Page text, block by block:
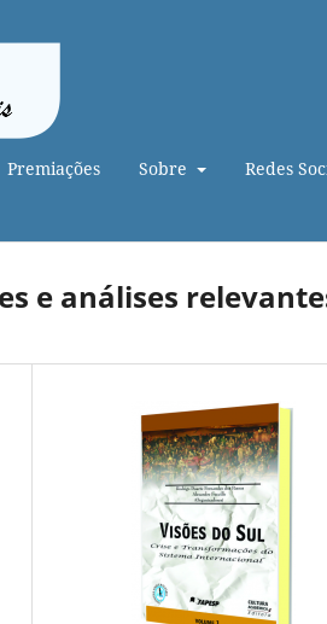
Premiações Sobre Redes
e análises